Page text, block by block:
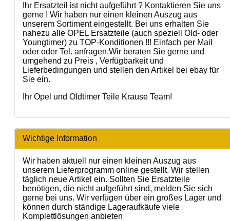
Ihr Ersatzteil ist nicht aufgeführt ? Kontaktieren Sie uns
gerne ! Wir haben nur einen kleinen Auszug aus
unserem Sortiment eingestellt. Bei uns erhalten Sie
nahezu alle OPEL Ersatzteile (auch speziell Old- oder
Youngtimer) zu TOP-Konditionen !!! Einfach per Mail
oder oder Tel. anfragen.Wir beraten Sie gerne und
umgehend zu Preis , Verfügbarkeit und
Lieferbedingungen und stellen den Artikel bei ebay für
Sie ein.
Ihr Opel und Oldtimer Teile Krause Team!
Wichtige Information
Wir haben aktuell nur einen kleinen Auszug aus
unserem Lieferprogramm online gestellt. Wir stellen
täglich neue Artikel ein. Sollten Sie Ersatzteile
benötigen, die nicht aufgeführt sind, melden Sie sich
gerne bei uns. Wir verfügen über ein großes Lager und
können durch ständige Lageraufkäufe viele
Komplettlösungen anbieten